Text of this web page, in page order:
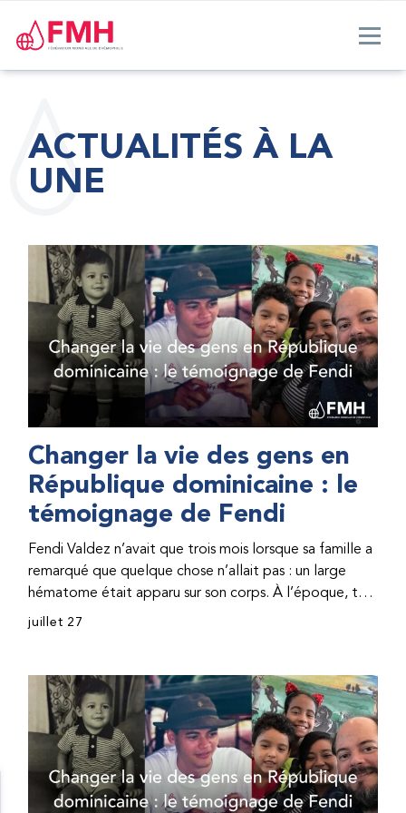
ACTUALITÉS À LA
UNE
Changer la vie des gens en
République dominicaine : le
témoignage de Fendi
Fendi Valdez n’avait que trois mois lorsque sa famille a
remarqué que quelque chose n’allait pas : un large
hématome était apparu sur son corps. À l’époque, très
peu de professionnel·les de santé de République
correct, le traitement était encore largement
indisponible. Les concentrés de facteur étaient chers
et difficiles à se procurer. Afin que son traitement dure
plus longtemps, Fendi prenait parfois une dose
inférieure à celle prescrite. À cause de ces soins limités,
il avait fréquemment des saignements, manquait
juillet 27